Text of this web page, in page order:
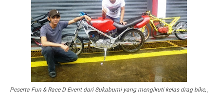
Peserta Fun & Race D Event dari Sukabumi yang mengikuti kelas drag bike, ,